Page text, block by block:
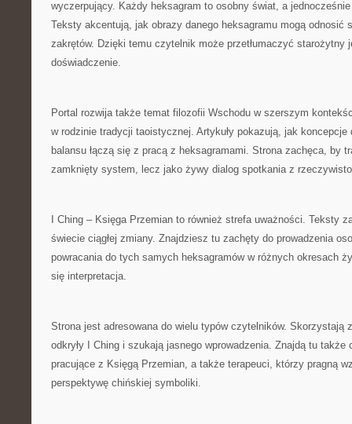
wyczerpujący. Każdy heksagram to osobny świat, a
Teksty akcentują, jak obrazy danego heksagramu mogą odnosić
zakrętów. Dzięki temu czytelnik może przetłumaczyć starożytny
doświadczenie.
Portal rozwija także temat filozofii Wschodu w szerszym
w rodzinie tradycji taoistycznej. Artykuły pokazują, jak koncepcje
balansu łączą się z pracą z heksagramami. Strona zachęca, by
zamknięty system, lecz jako żywy dialog spotkania z
I Ching – Księga Przemian to również strefa uważności. Teksty
świecie ciągłej zmiany. Znajdziesz tu zachęty do prowadzenia
powracania do tych samych heksagramów w różnych okresach
się interpretacja.
Strona jest adresowana do wielu typów czytelników. Skorzystają
odkryły I Ching i szukają jasnego wprowadzenia. Znajdą tu
pracujące z Księgą Przemian, a także terapeuci, którzy pragną
perspektywę chińskiej symboliki.